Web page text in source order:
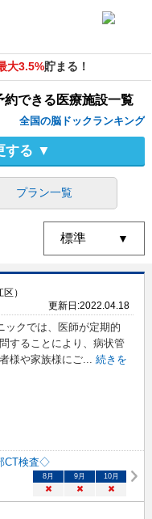
大3.5%貯まる！
約できる医療施設一覧
全国の脳ドックランキング
する ▼
プラン一覧
）
更新日:2022.04.18
ックでは、医師が定期的
することにより、病状管
様や家族様にご... 続きを
CT検査◇
8月 9月 10月
× × ×